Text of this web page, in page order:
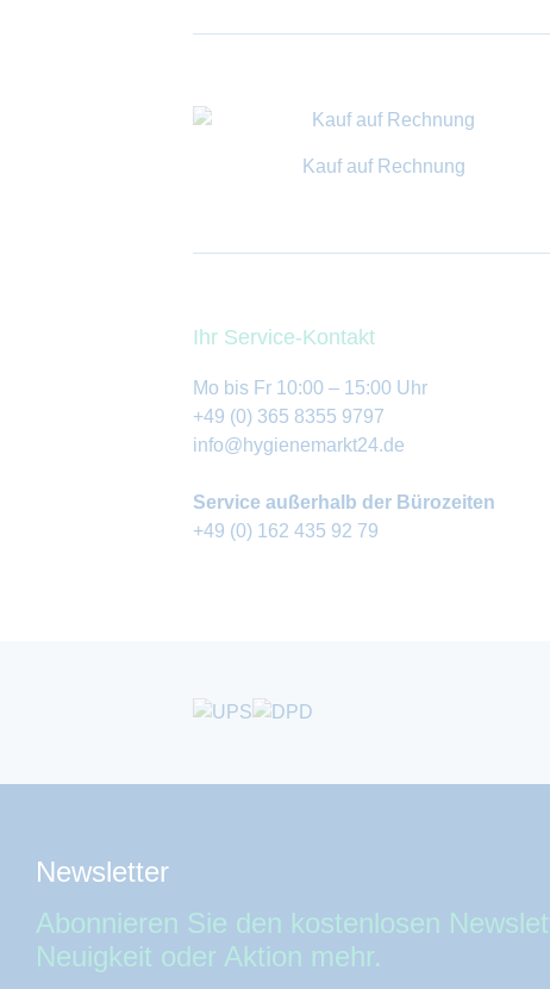
Kauf auf Rechnung
Ihr Service-Kontakt
Mo bis Fr 10:00 – 15:00 Uhr
+49 (0) 365 8355 9797
info@hygienemarkt24.de
Service außerhalb der Bürozeiten
+49 (0) 162 435 92 79
Newsletter
Abonnieren Sie den kostenlosen
Neuigkeit oder Aktion mehr.